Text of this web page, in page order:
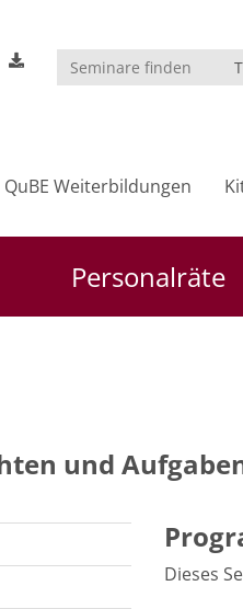
QuBE Weiterbildungen
Personalräte
und
Dieses